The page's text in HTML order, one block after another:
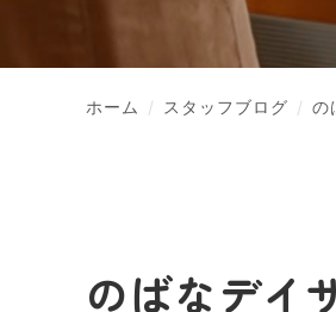
ホーム スタッフブログ の
のばなデイ